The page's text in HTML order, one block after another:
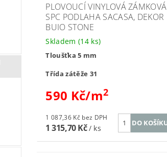
PLOVOUCÍ VINYLOVÁ ZÁMKOVÁ
SPC PODLAHA SACASA, DEKOR
BUIO STONE
Skladem (14 ks)
Tloušťka 5 mm
Třída zátěže 31
590 Kč/m2
1 087,36 Kč bez DPH
1 315,70 Kč/ ks